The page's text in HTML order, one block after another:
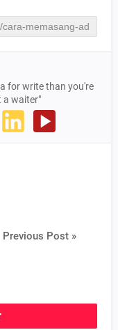
for write than you're
a waiter"
Previous Post »